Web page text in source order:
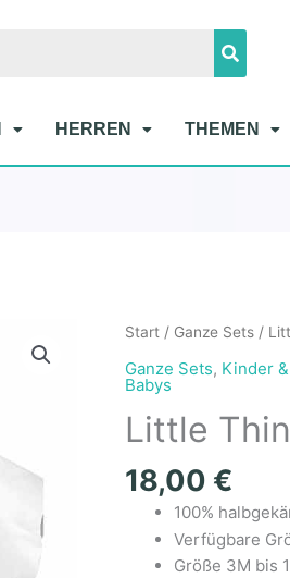
HERREN THEMEN
Start / Ganze Sets /
Ganze Sets, Kinder
Babys
Little
18,00 €
100%
Verfügbare
Größe 3M bis
Little
Kinder
Shirt